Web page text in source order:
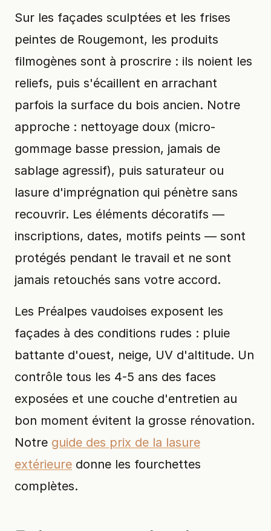
Sur les façades sculptées et les frises
peintes de Rougemont, les produits
filmogènes sont à proscrire : ils noient les
reliefs, puis s'écaillent en arrachant
parfois la surface du bois ancien. Notre
approche : nettoyage doux (micro-
gommage basse pression, jamais de
sablage agressif), puis saturateur ou
lasure d'imprégnation qui pénètre sans
recouvrir. Les éléments décoratifs —
inscriptions, dates, motifs peints — sont
protégés pendant le travail et ne sont
jamais retouchés sans votre accord.
Les Préalpes vaudoises exposent les
façades à des conditions rudes : pluie
battante d'ouest, neige, UV d'altitude. Un
contrôle tous les 4-5 ans des faces
exposées et une couche d'entretien au
bon moment évitent la grosse rénovation.
Notre guide des prix de la lasure
extérieure donne les fourchettes
complètes.